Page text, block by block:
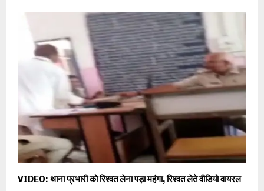
VIDEO: थाना प्रभारी को रिश्वत लेना पड़ा महंगा, रिश्वत लेते वीडियो वायरल